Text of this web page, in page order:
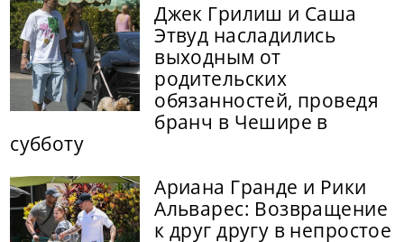
Джек Грилиш и Саша
Этвуд насладились
выходным от
родительских
обязанностей, проведя
бранч в Чешире в
субботу
Ариана Гранде и Рики
Альварес: Возвращение
к друг другу в непростое